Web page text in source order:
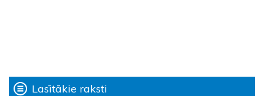
Lasītākie raksti